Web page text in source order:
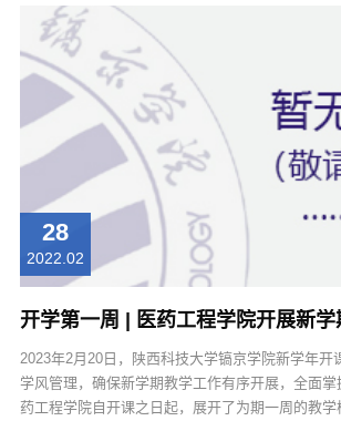
28
2022.02
2023年2月20日，陕西科技大学镐京学院新学年开
学风管理，确保新学期教学工作有序开展，全面
药工程学院自开课之日起，展开了为期一周的教